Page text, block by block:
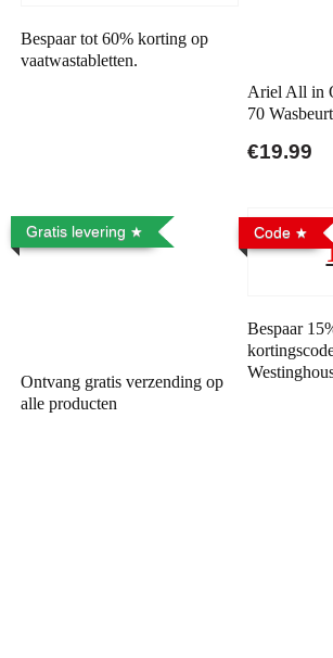
Bespaar tot 60% korting op
vaatwastabletten.
Ariel All in
70
€19.99
Gratis levering
Ontvang gratis verzending op
alle producten
Code
Bespaar